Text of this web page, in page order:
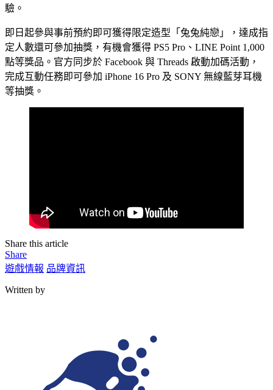
驗。
即日起參與事前預約即可獲得限定造型「兔兔純戀」，達成指
定人數還可參加抽獎，有機會獲得 PS5 Pro、LINE Point 1,000
點等獎品。官方同步於 Facebook 與 Threads 啟動加碼活動，
完成互動任務即可參加 iPhone 16 Pro 及 SONY 無線藍芽耳機
等抽獎。
Share this article
Share
遊戲情報 品牌資訊
Written by